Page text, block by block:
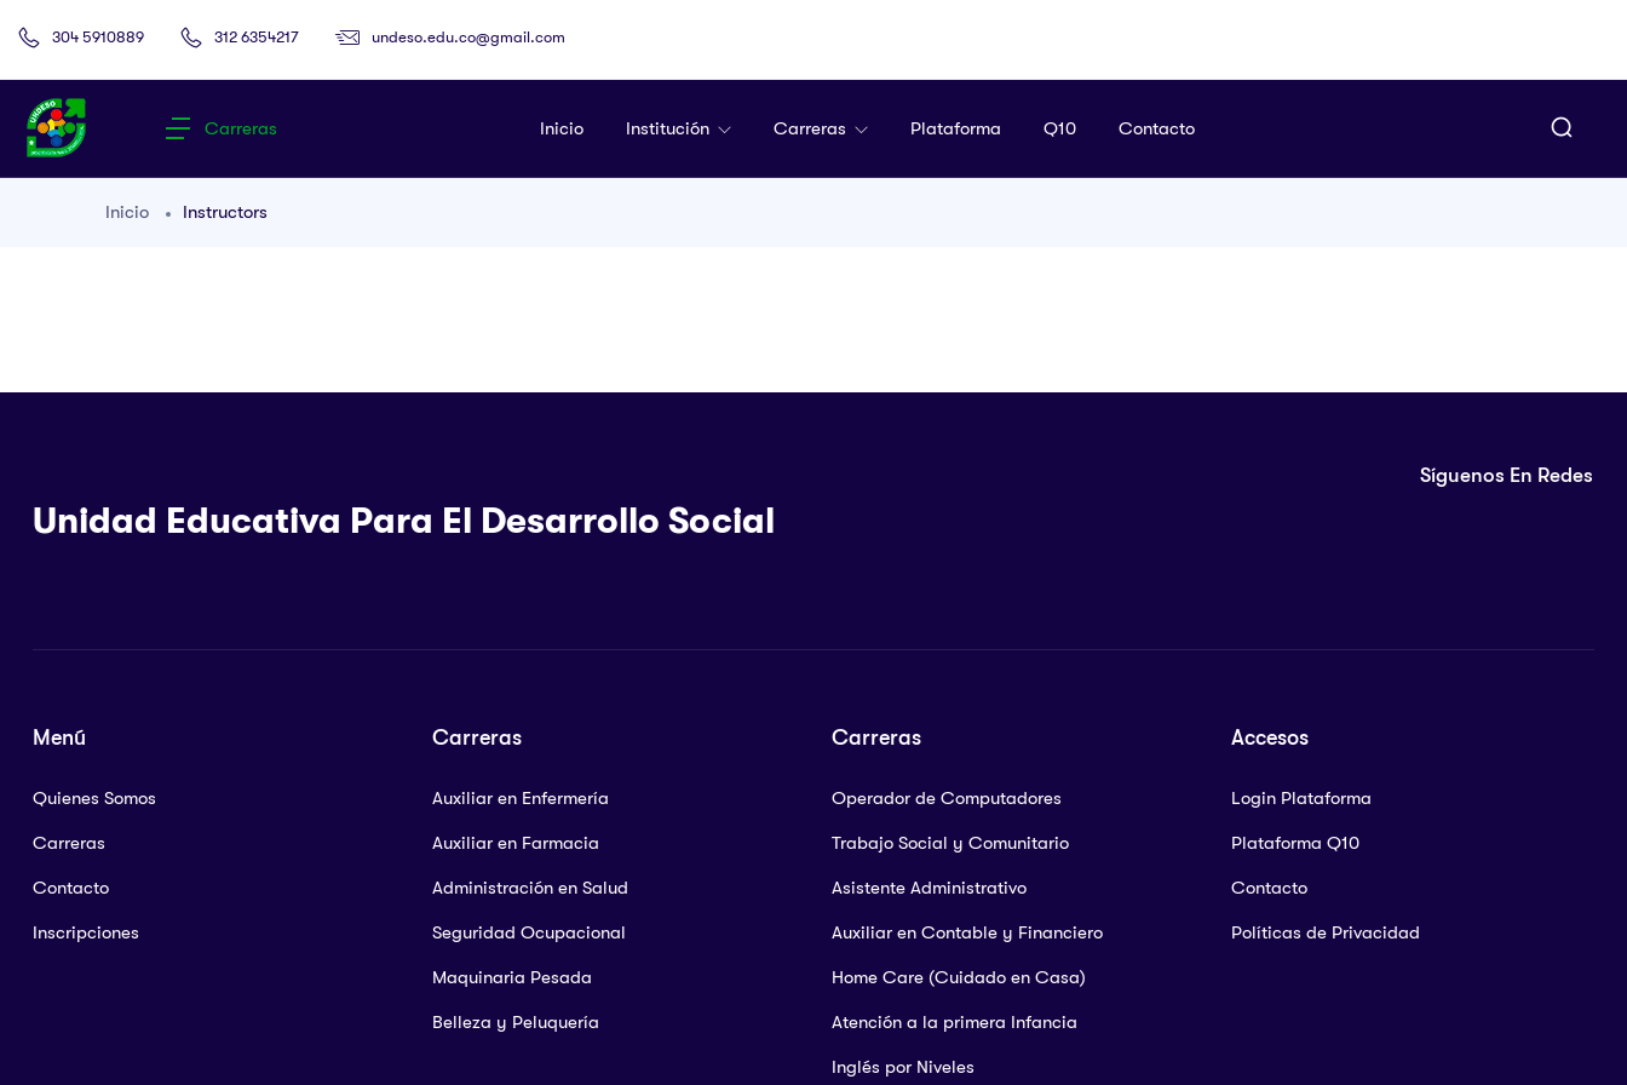
304 5910889 312 6354217 undeso.edu.co@gmail.com
Carreras Inicio Institución Carreras Plataforma Q10 Contacto
Inicio Instructors
Unidad Educativa Para El Desarrollo Social
Síguenos En Redes
Menú
Quienes Somos
Carreras
Contacto
Inscripciones
Carreras
Auxiliar en Enfermería
Auxiliar en Farmacia
Administración en Salud
Seguridad Ocupacional
Maquinaria Pesada
Belleza y Peluquería
Carreras
Operador de Computadores
Trabajo Social y Comunitario
Asistente Administrativo
Auxiliar en Contable y Financiero
Home Care (Cuidado en Casa)
Atención a la primera Infancia
Inglés por Niveles
Accesos
Login Plataforma
Plataforma Q10
Contacto
Políticas de Privacidad